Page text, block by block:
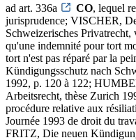
ad art. 336a
CO, lequel
jurisprudence; VISCHER,
Schweizerisches
qu'une indemnité pour tort
tort n'est pas réparé par la
Kündigungsschutz nach
1992, p. 120 à 122;
Arbeitsrecht, thèse Zurich
procédure relative aux
Journée 1993 de droit du
FRITZ, Die neuen